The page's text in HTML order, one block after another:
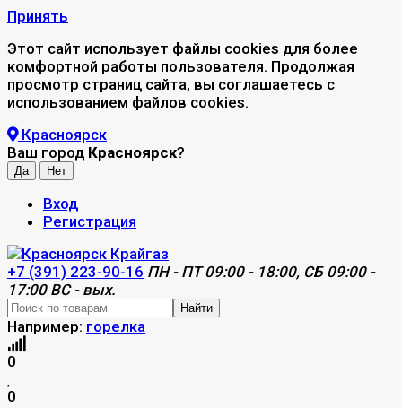
Принять
Этот сайт использует файлы cookies для более
комфортной работы пользователя. Продолжая
просмотр страниц сайта, вы соглашаетесь с
использованием файлов cookies.
Красноярск
Ваш город Красноярск?
Вход
Регистрация
+7 (391) 223-90-16 ПН - ПТ 09:00 - 18:00, СБ 09:00 -
17:00 ВС - вых.
Найти
Например: горелка
0
0